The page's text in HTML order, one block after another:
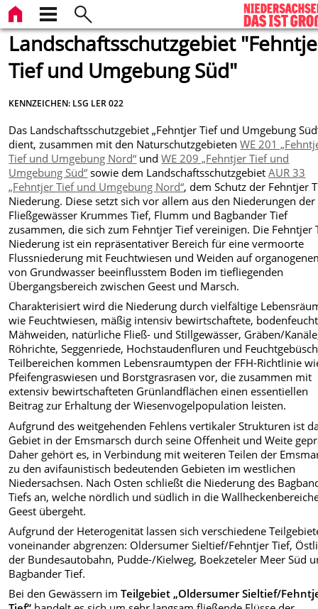
Landschaftsschutzgebiet
Tief und Umgebung Süd"
KENNZEICHEN: LSG LER 022
Das Landschaftsschutzgebiet „Fehntjer Tief und Umgebung
dient, zusammen mit den NaturschutzgebietenWE 201
Tief und Umgebung Nord“ undWE 209 „Fehntjer Tief und
Umgebung Süd“ sowie dem LandschaftsschutzgebietAUR 33
„Fehntjer Tief und Umgebung Nord“, dem Schutz der Fehntjer
Niederung. Diese setzt sich vor allem aus den Niederungen der
Fließgewässer Krummes Tief, Flumm und Bagbander Tief
zusammen, die sich zum Fehntjer Tief vereinigen. Die Fehntjer
Niederung ist ein repräsentativer Bereich für eine vermoorte
Flussniederung mit Feuchtwiesen und Weiden auf
von Grundwasser beeinflusstem Boden im tiefliegenden
Übergangsbereich zwischen Geest und Marsch.
Charakterisiert wird die Niederung durch vielfältige
wie Feuchtwiesen, mäßig intensiv bewirtschaftete,
Mähweiden, natürliche Fließ- und Stillgewässer, Gräben/
Röhrichte, Seggenriede, Hochstaudenfluren und
Teilbereichen kommen Lebensraumtypen der FFH-Richtlinie
Pfeifengraswiesen und Borstgrasrasen vor, die zusammen mit
extensiv bewirtschafteten Grünlandflächen einen essentiellen
Beitrag zur Erhaltung der Wiesenvogelpopulation leisten.
Aufgrund des weitgehenden Fehlens vertikaler Strukturen ist
Gebiet in der Emsmarsch durch seine Offenheit und Weite
Daher gehört es, in Verbindung mit weiteren Teilen der
zu den avifaunistisch bedeutenden Gebieten im westlichen
Niedersachsen. Nach Osten schließt die Niederung des
Tiefs an, welche nördlich und südlich in die
Geest übergeht.
Aufgrund der Heterogenität lassen sich verschiedene
voneinander abgrenzen: Oldersumer Sieltief/Fehntjer Tief,
der Bundesautobahn, Pudde-/Kielweg, Boekzeteler Meer Süd
Bagbander Tief.
Bei den Gewässern imTeilgebiet „Oldersumer Sieltief/